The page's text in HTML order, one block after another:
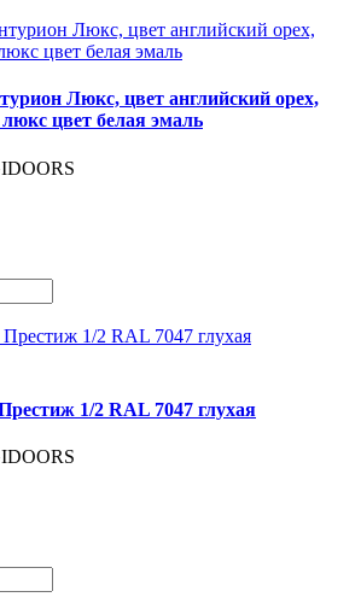
Люкс, цвет английский орех,
цвет белая эмаль
1/2 RAL 7047 глухая